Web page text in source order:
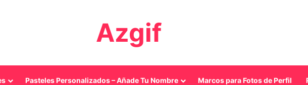
Azgif
Pasteles Personalizados – Añade Tu Nombre Marcos para Fotos de Perfil